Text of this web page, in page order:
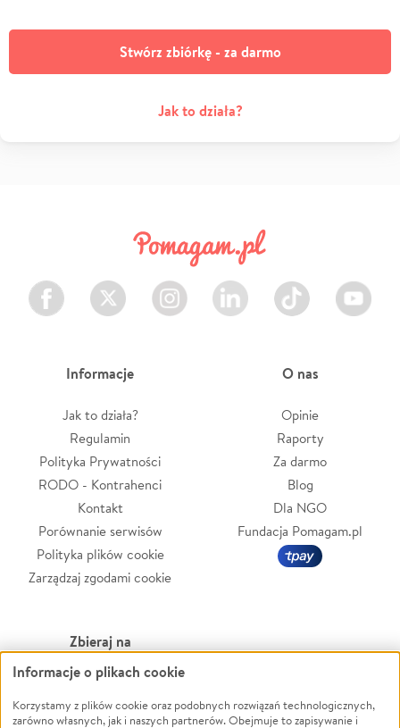
Stwórz zbiórkę - za darmo
Jak to działa?
Facebook Twitter Instagram LinkedIn TikTok Youtube
Informacje
Jak to działa?
Regulamin
Polityka Prywatności
RODO - Kontrahenci
Kontakt
Porównanie serwisów
Polityka plików cookie
Zarządzaj zgodami cookie
O nas
Opinie
Raporty
Za darmo
Blog
Dla NGO
Fundacja Pomagam.pl
Zbieraj na
Leczenie
Zwierzęta
Powódź
Informacje o plikach cookie
Korzystamy z plików cookie oraz podobnych rozwiązań technologicznych,
zarówno własnych, jak i naszych partnerów. Obejmuje to zapisywanie i